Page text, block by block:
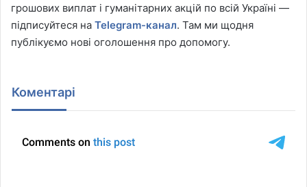
грошових виплат і гуманітарних акцій по всій Україні —
підписуйтеся на Telegram-канал. Там ми щодня
публікуємо нові оголошення про допомогу.
Коментарі